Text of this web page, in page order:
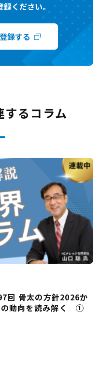
ください。
録する
するコラム
回 骨太の方針2026か
の動向を読み解く ①